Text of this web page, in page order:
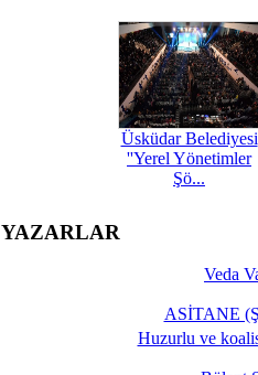
Üsküdar Belediyesi
''Yerel Yönetimler
Şö...
YAZARLAR
Veda
ASİTANE
Huzurlu ve